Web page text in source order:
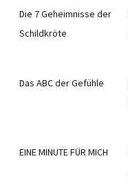
Die 7 Geheimnisse der
Schildkröte
Das ABC der Gefühle
EINE MINUTE FÜR MICH